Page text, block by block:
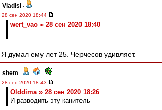
Vladisl
-
28 сен 2020 18:44
wert_vao » 28 сен 2020 18:40
Я думал ему лет 25. Черчесов удивляет.
shem -
28 сен 2020 18:43
Olddima » 28 сен 2020 18:26
И разводить эту канитель